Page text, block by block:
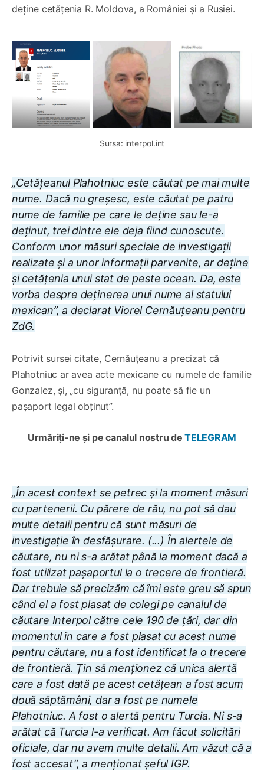
deține cetățenia R. Moldova, a României și a Rusiei.
Sursa: interpol.int
„Cetățeanul Plahotniuc este căutat pe mai multe
nume. Dacă nu greșesc, este căutat pe patru
nume de familie pe care le deține sau le-a
deținut, trei dintre ele deja fiind cunoscute.
Conform unor măsuri speciale de investigații
realizate și a unor informații parvenite, ar deține
și cetățenia unui stat de peste ocean. Da, este
vorba despre deținerea unui nume al statului
mexican”, a declarat Viorel Cernăuțeanu pentru
ZdG.
Potrivit sursei citate, Cernăuțeanu a precizat că
Plahotniuc ar avea acte mexicane cu numele de familie
Gonzalez, și, „cu siguranță, nu poate să fie un
pașaport legal obținut”.
Urmăriți-ne și pe canalul nostru deTELEGRAM
„În acest context se petrec și la moment măsuri
cu partenerii. Cu părere de rău, nu pot să dau
multe detalii pentru că sunt măsuri de
investigație în desfășurare. (...) În alertele de
căutare, nu ni s-a arătat până la moment dacă a
fost utilizat pașaportul la o trecere de frontieră.
Dar trebuie să precizăm că îmi este greu să spun
când el a fost plasat de colegi pe canalul de
căutare Interpol către cele 190 de țări, dar din
momentul în care a fost plasat cu acest nume
pentru căutare, nu a fost identificat la o trecere
de frontieră. Țin să menționez că unica alertă
care a fost dată pe acest cetățean a fost acum
două săptămâni, dar a fost pe numele
Plahotniuc. A fost o alertă pentru Turcia. Ni s-a
arătat că Turcia l-a verificat. Am făcut solicitări
oficiale, dar nu avem multe detalii. Am văzut că a
fost accesat”, a menționat șeful IGP.